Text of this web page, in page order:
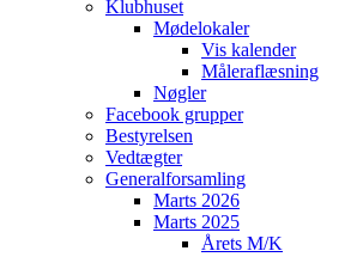
Klubhuset
Mødelokaler
Vis kalender
Måleraflæsning
Nøgler
Facebook grupper
Bestyrelsen
Vedtægter
Generalforsamling
Marts 2026
Marts 2025
Årets M/K